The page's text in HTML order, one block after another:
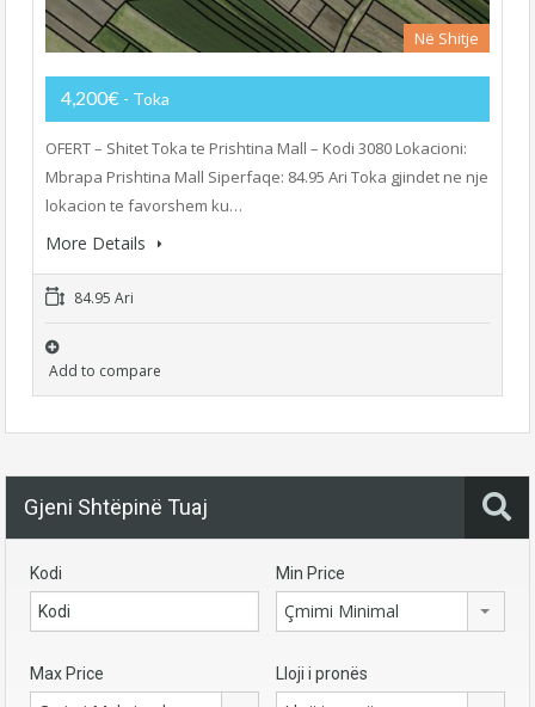
Në Shitje
4,200€ - Toka
OFERT – Shitet Toka te Prishtina Mall – Kodi 3080 Lokacioni:
Mbrapa Prishtina Mall Siperfaqe: 84.95 Ari Toka gjindet ne nje
lokacion te favorshem ku…
More Details
84.95 Ari
Add to compare
Gjeni Shtëpinë Tuaj
Kodi Min Price
Çmimi Minimal
Max Price Lloji i pronës